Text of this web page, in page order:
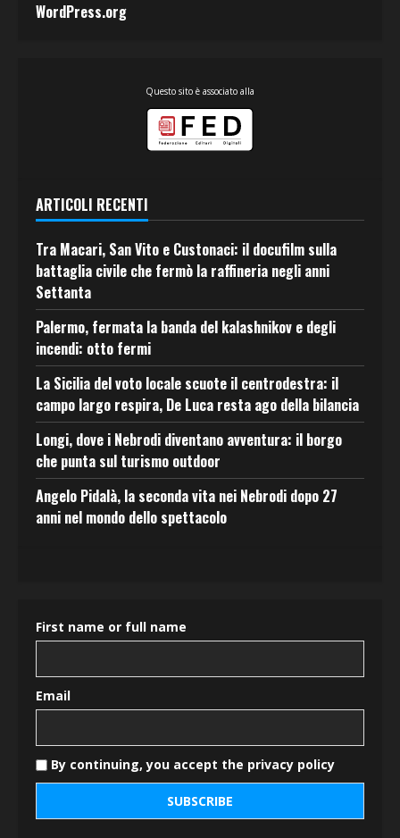
WordPress.org
Questo sito è associato alla
ARTICOLI RECENTI
Tra Macari, San Vito e Custonaci: il docufilm sulla
battaglia civile che fermò la raffineria negli anni
Settanta
Palermo, fermata la banda del kalashnikov e degli
incendi: otto fermi
La Sicilia del voto locale scuote il centrodestra: il
campo largo respira, De Luca resta ago della bilancia
Longi, dove i Nebrodi diventano avventura: il borgo
che punta sul turismo outdoor
Angelo Pidalà, la seconda vita nei Nebrodi dopo 27
anni nel mondo dello spettacolo
First name or full name
Email
By continuing, you accept the privacy policy